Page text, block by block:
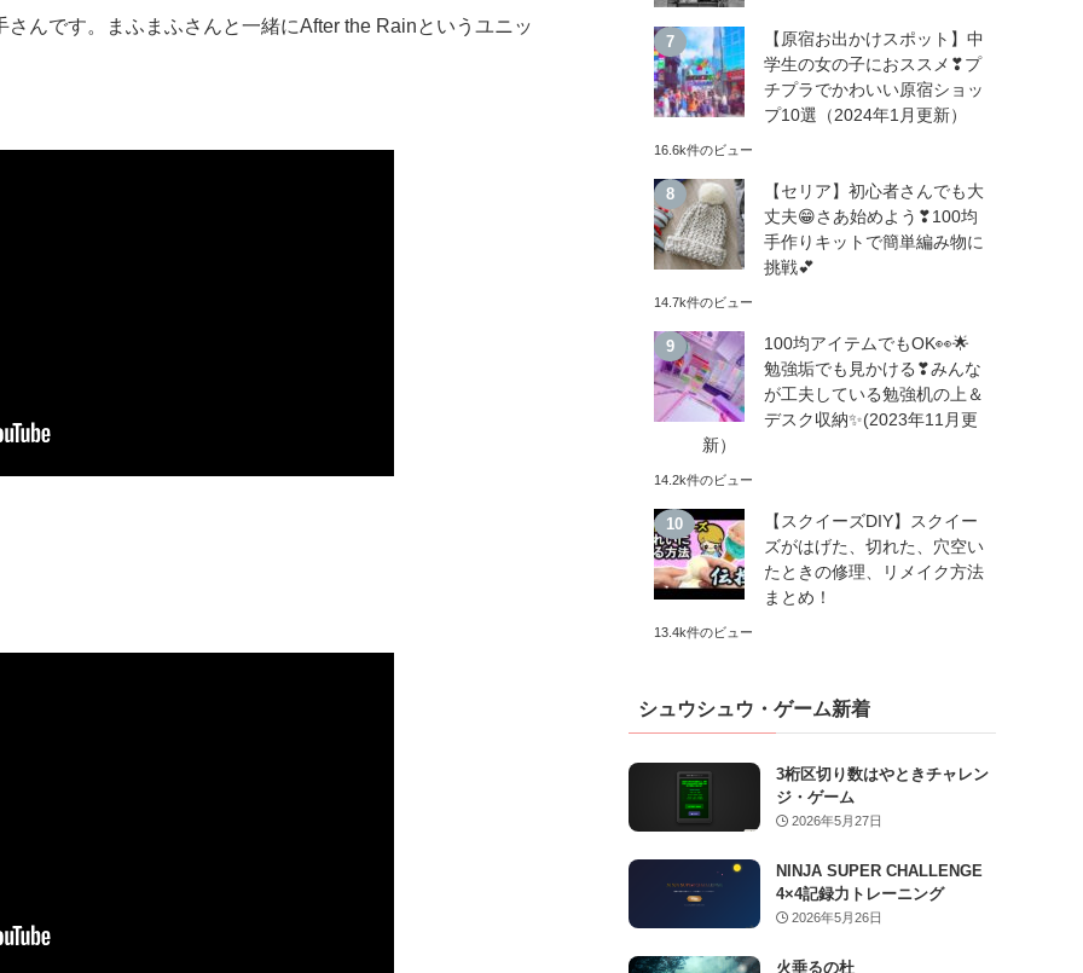
んです。まふまふさんと一緒にAfter the Rainというユニッ
【原宿お出かけスポット】中
学生の女の子におススメ❣プ
チプラでかわいい原宿ショッ
プ10選（2024年1月更新）
16.6k件のビュー
【セリア】初心者さんでも大
丈夫😁さあ始めよう❣100均
手作りキットで簡単編み物に
挑戦💕
14.7k件のビュー
100均アイテムでもOK👀🌟
勉強垢でも見かける❣みんな
が工夫している勉強机の上＆
デスク収納✨(2023年11月更
新）
14.2k件のビュー
【スクイーズDIY】スクイー
ズがはげた、切れた、穴空い
たときの修理、リメイク方法
まとめ！
13.4k件のビュー
シュウシュウ・ゲーム新着
3桁区切り数はやときチャレン
ジ・ゲーム
2026年5月27日
NINJA SUPER CHALLENGE
4×4記録力トレーニング
2026年5月26日
火垂るの杜